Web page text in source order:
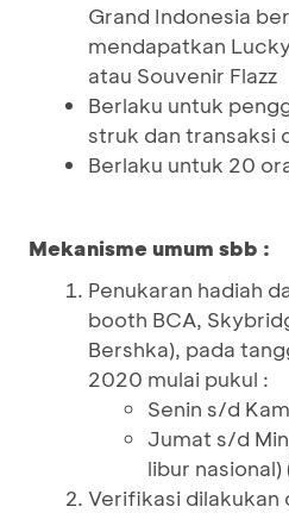
Grand Indonesia
mendapatkan
atau Souvenir Flazz
Berlaku untuk
struk dan transaksi
Berlaku untuk 20
Mekanisme umum sbb :
Penukaran hadiah
booth BCA,
Bershka), pada
2020 mulai pukul :
Senin s/d
Jumat s/d
libur nasional)
Verifikasi dilakukan